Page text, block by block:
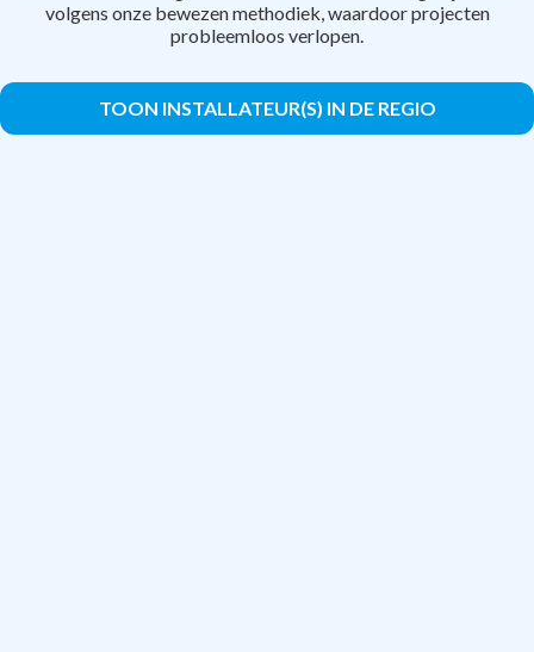
volgens onze bewezen methodiek, waardoor projecten
probleemloos verlopen.
TOON INSTALLATEUR(S) IN DE REGIO